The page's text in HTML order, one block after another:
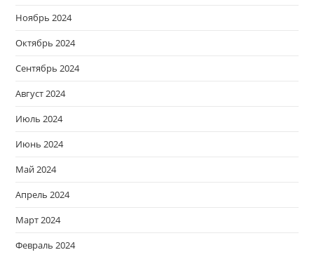
Ноябрь 2024
Октябрь 2024
Сентябрь 2024
Август 2024
Июль 2024
Июнь 2024
Май 2024
Апрель 2024
Март 2024
Февраль 2024